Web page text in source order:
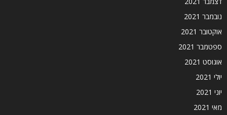
נובמבר 2021
אוקטובר 2021
ספטמבר 2021
אוגוסט 2021
יולי 2021
יוני 2021
מאי 2021